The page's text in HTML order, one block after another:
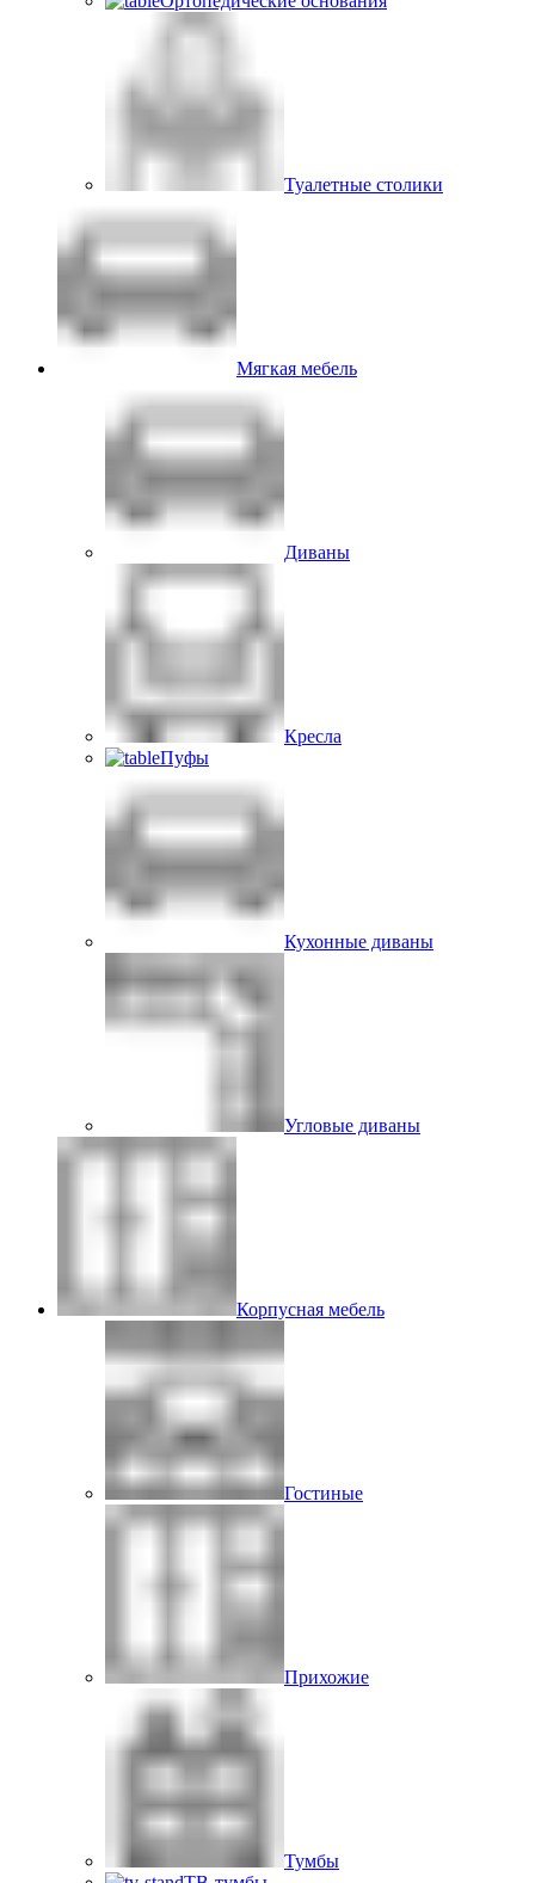
Туалетные столики
Мягкая мебель
Диваны
Кресла
Пуфы
Кухонные диваны
Угловые диваны
Корпусная мебель
Гостиные
Прихожие
Тумбы